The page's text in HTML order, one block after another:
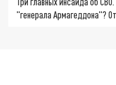
"генерала Армагеддона"?